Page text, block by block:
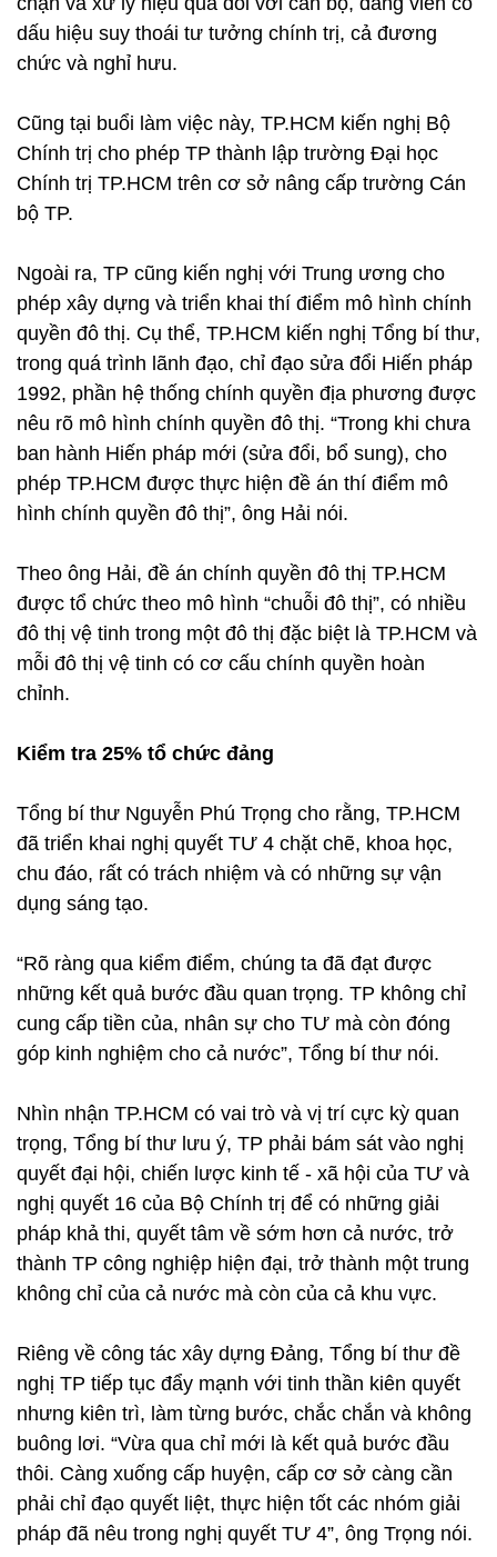
dấu hiệu suy thoái tư tưởng chính trị, cả đương
chức và nghỉ hưu.
Cũng tại buổi làm việc này, TP.HCM kiến nghị Bộ
Chính trị cho phép TP thành lập trường Đại học
Chính trị TP.HCM trên cơ sở nâng cấp trường Cán
bộ TP.
Ngoài ra, TP cũng kiến nghị với Trung ương cho
phép xây dựng và triển khai thí điểm mô hình chính
quyền đô thị. Cụ thể, TP.HCM kiến nghị Tổng bí thư,
trong quá trình lãnh đạo, chỉ đạo sửa đổi Hiến pháp
1992, phần hệ thống chính quyền địa phương được
nêu rõ mô hình chính quyền đô thị. “Trong khi chưa
ban hành Hiến pháp mới (sửa đổi, bổ sung), cho
phép TP.HCM được thực hiện đề án thí điểm mô
hình chính quyền đô thị”, ông Hải nói.
Theo ông Hải, đề án chính quyền đô thị TP.HCM
được tổ chức theo mô hình “chuỗi đô thị”, có nhiều
đô thị vệ tinh trong một đô thị đặc biệt là TP.HCM và
mỗi đô thị vệ tinh có cơ cấu chính quyền hoàn
chỉnh.
Kiểm tra 25% tổ chức đảng
Tổng bí thư Nguyễn Phú Trọng cho rằng, TP.HCM
đã triển khai nghị quyết TƯ 4 chặt chẽ, khoa học,
chu đáo, rất có trách nhiệm và có những sự vận
dụng sáng tạo.
“Rõ ràng qua kiểm điểm, chúng ta đã đạt được
những kết quả bước đầu quan trọng. TP không chỉ
cung cấp tiền của, nhân sự cho TƯ mà còn đóng
góp kinh nghiệm cho cả nước”, Tổng bí thư nói.
Nhìn nhận TP.HCM có vai trò và vị trí cực kỳ quan
trọng, Tổng bí thư lưu ý, TP phải bám sát vào nghị
quyết đại hội, chiến lược kinh tế - xã hội của TƯ và
nghị quyết 16 của Bộ Chính trị để có những giải
pháp khả thi, quyết tâm về sớm hơn cả nước, trở
thành TP công nghiệp hiện đại, trở thành một trung
không chỉ của cả nước mà còn của cả khu vực.
Riêng về công tác xây dựng Đảng, Tổng bí thư đề
nghị TP tiếp tục đẩy mạnh với tinh thần kiên quyết
nhưng kiên trì, làm từng bước, chắc chắn và không
buông lơi. “Vừa qua chỉ mới là kết quả bước đầu
thôi. Càng xuống cấp huyện, cấp cơ sở càng cần
phải chỉ đạo quyết liệt, thực hiện tốt các nhóm giải
pháp đã nêu trong nghị quyết TƯ 4”, ông Trọng nói.